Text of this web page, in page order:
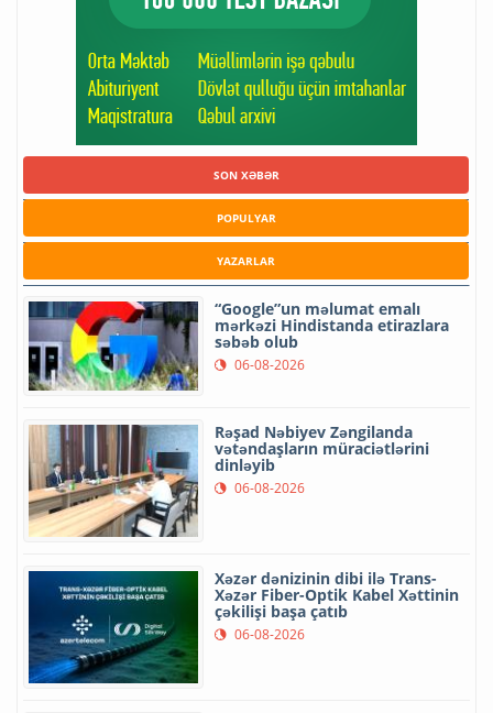
SON XƏBƏR
POPULYAR
YAZARLAR
“Google”un məlumat emalı
mərkəzi Hindistanda etirazlara
səbəb olub
06-08-2026
Rəşad Nəbiyev Zəngilanda
vətəndaşların müraciətlərini
dinləyib
06-08-2026
Xəzər dənizinin dibi ilə Trans-
Xəzər Fiber-Optik Kabel Xəttinin
çəkilişi başa çatıb
06-08-2026